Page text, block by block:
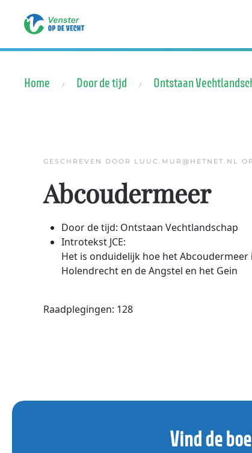
Terug naar hoofdinhoud
Home Door de tijd Ontstaan
GESCHREVEN DOOR LUUC.MUR@HETNET.NL
Abcoudermeer
Door de tijd: Ontstaan Vechtlandschap
Introtekst JCE:
Het is onduidelijk hoe het
Holendrecht en de Angstel en het Gein
Raadplegingen: 128
Vind de